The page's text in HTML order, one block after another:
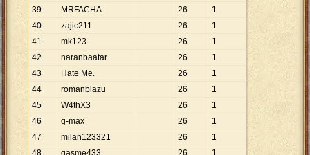
39
MRFACHA 26
1
40
zajic211 26
1
41
mk123 26
1
42
naranbaatar 26
1
43
Hate Me. 26
1
44
romanblazu 26
1
45
W4thX3 26
1
46
g-max 26
1
47
milan123321 26
1